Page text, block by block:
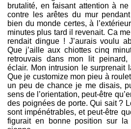
brutalité, en faisant attention à
contre les arêtes du mur
bien du monde certes, à
minutes plus tard il revenait. Ca
rendait dingue ! J’aurais voulu
Que j’aille aux chiottes cinq
retrouvais dans mon lit peinard,
éclair. Mon intrusion le surprenait
Que je customize mon pieu à
un peu de chance je me disais,
sens de l’orientation, peut-être
des poignées de porte. Qui sait ?
sont impénétrables, et peut-être
figurait en bonne position sur